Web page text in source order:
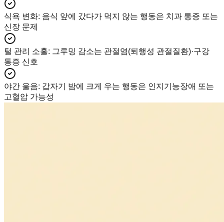
식욕 변화: 음식 앞에 갔다가 먹지 않는 행동은 치과 통증 또는
신장 문제
털 관리 소홀: 그루밍 감소는 관절염(퇴행성 관절질환)·구강
통증 신호
야간 울음: 갑자기 밤에 크게 우는 행동은 인지기능장애 또는
고혈압 가능성